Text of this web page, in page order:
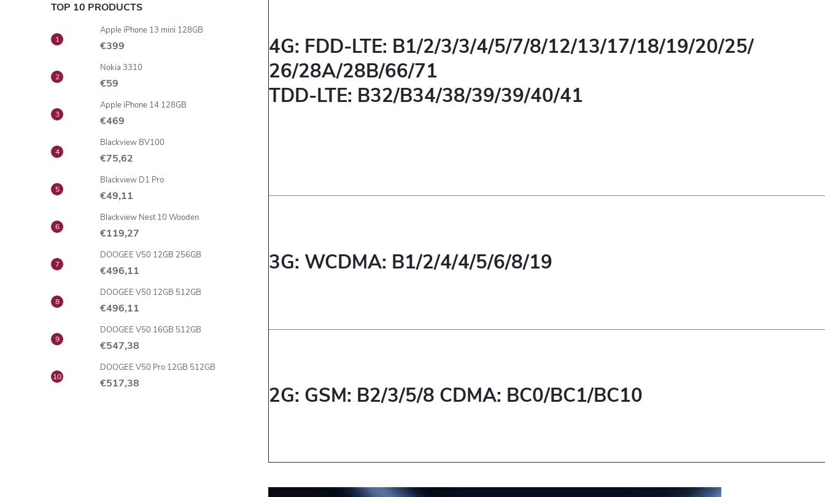
TOP 10 PRODUCTS
Apple iPhone 13 mini 128GB
€399
Nokia 3310
€59
Apple iPhone 14 128GB
€469
Blackview BV100
€75,62
Blackview D1 Pro
€49,11
Blackview Nest 10 Wooden
€119,27
DOOGEE V50 12GB 256GB
€496,11
DOOGEE V50 12GB 512GB
€496,11
DOOGEE V50 16GB 512GB
€547,38
DOOGEE V50 Pro 12GB 512GB
€517,38
4G: FDD-LTE: B1/2/3/3/4/5/7/8/12/13/17/18/19/20/25/
26/28A/28B/66/71
TDD-LTE: B32/B34/38/39/39/40/41
3G: WCDMA: B1/2/4/4/5/6/8/19
2G: GSM: B2/3/5/8 CDMA: BC0/BC1/BC10